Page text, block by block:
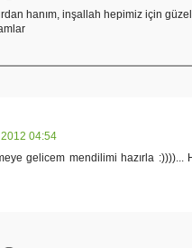
hanım, inşallah hepimiz için
04:54
gelicem mendilimi hazırla